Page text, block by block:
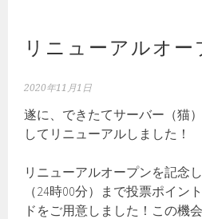
リニューアルオー
2020年11月1日
遂に、できたてサーバー（猫
してリニューアルしました！
リニューアルオープンを記念
（24時00分）まで投票ポイン
ドをご用意しました！この機